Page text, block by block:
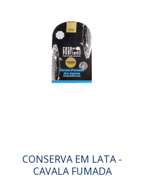
CONSERVA EM LATA -
CAVALA FUMADA